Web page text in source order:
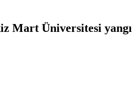
Mart Üniversitesi